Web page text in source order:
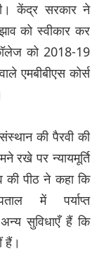
केंद्र सरकार ने
को स्वीकार कर
को 2018-19
एमबीबीएस कोर्स
की पैरवी की
रखे पर न्यायमूर्ति
की पीठ ने कहा कि
में पर्याप्त
सुविधाएँ हैं कि
हैं।